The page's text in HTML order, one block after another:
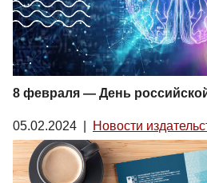
8 февраля — День
05.02.2024 Новости